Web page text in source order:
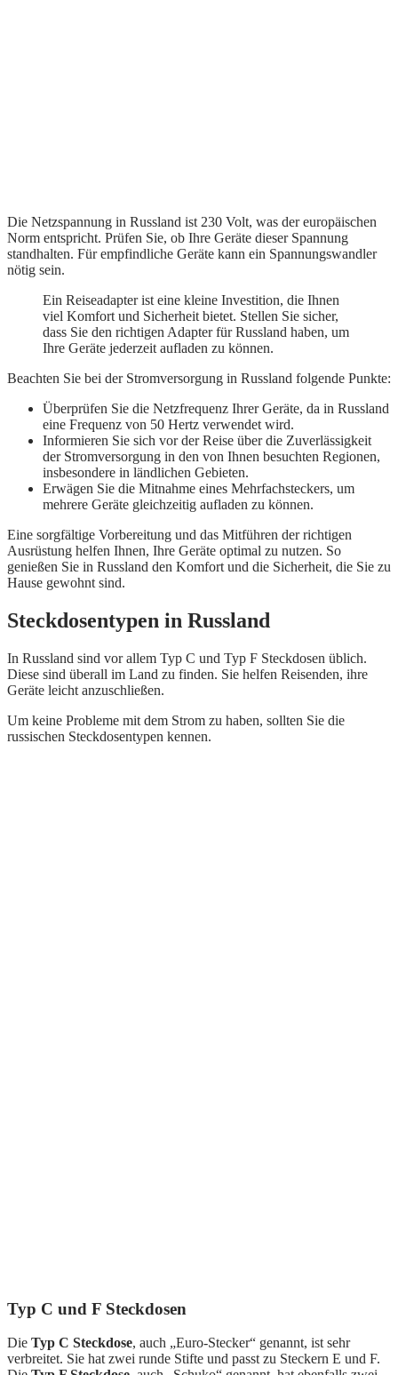
Die Netzspannung in Russland ist 230 Volt, was der europäischen
Norm entspricht. Prüfen Sie, ob Ihre Geräte dieser Spannung
standhalten. Für empfindliche Geräte kann ein Spannungswandler
nötig sein.
Ein Reiseadapter ist eine kleine Investition, die Ihnen
viel Komfort und Sicherheit bietet. Stellen Sie sicher,
dass Sie den richtigen Adapter für Russland haben, um
Ihre Geräte jederzeit aufladen zu können.
Beachten Sie bei der Stromversorgung in Russland folgende Punkte:
Überprüfen Sie die Netzfrequenz Ihrer Geräte, da in Russland
eine Frequenz von 50 Hertz verwendet wird.
Informieren Sie sich vor der Reise über die Zuverlässigkeit
der Stromversorgung in den von Ihnen besuchten Regionen,
insbesondere in ländlichen Gebieten.
Erwägen Sie die Mitnahme eines Mehrfachsteckers, um
mehrere Geräte gleichzeitig aufladen zu können.
Eine sorgfältige Vorbereitung und das Mitführen der richtigen
Ausrüstung helfen Ihnen, Ihre Geräte optimal zu nutzen. So
genießen Sie in Russland den Komfort und die Sicherheit, die Sie zu
Hause gewohnt sind.
Steckdosentypen in Russland
In Russland sind vor allem Typ C und Typ F Steckdosen üblich.
Diese sind überall im Land zu finden. Sie helfen Reisenden, ihre
Geräte leicht anzuschließen.
Um keine Probleme mit dem Strom zu haben, sollten Sie die
russischen Steckdosentypen kennen.
Typ C und F Steckdosen
Die Typ C Steckdose, auch „Euro-Stecker“ genannt, ist sehr
verbreitet. Sie hat zwei runde Stifte und passt zu Steckern E und F.